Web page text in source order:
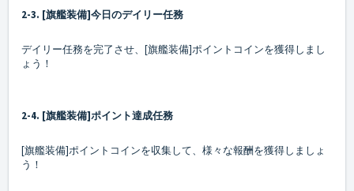
2-3. [旗艦装備]今日のデイリー任務
デイリー任務を完了させ、[旗艦装備]ポイントコインを獲得しまし
ょう！
2-4. [旗艦装備]ポイント達成任務
[旗艦装備]ポイントコインを収集して、様々な報酬を獲得しましょ
う！